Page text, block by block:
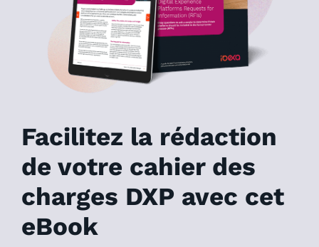
Facilitez la rédaction
de votre cahier des
charges DXP avec cet
eBook